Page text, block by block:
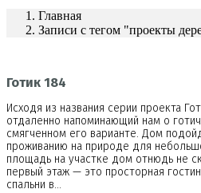
Главная
Записи с тегом "проекты
Готик 184
Исходя из названия серии проекта
отдаленно напоминающий нам о
смягченном его варианте. Дом
проживанию на природе для
площадь на участке дом отнюдь не
первый этаж — это просторная
спальни в…